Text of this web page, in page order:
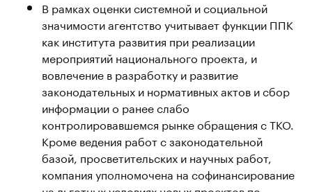
В рамках оценки системной и социальной
значимости агентство учитывает функции ППК
как института развития при реализации
мероприятий национального проекта, и
вовлечение в разработку и развитие
законодательных и нормативных актов и сбор
информации о ранее слабо
контролировавшемся рынке обращения с ТКО.
Кроме ведения работ с законодательной
базой, просветительских и научных работ,
компания уполномочена на софинансирование